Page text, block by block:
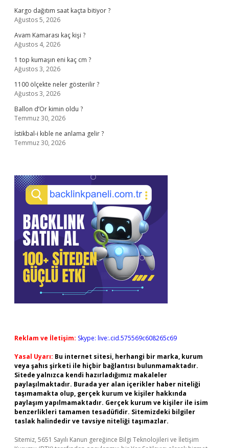
Kargo dağıtım saat kaçta bitiyor ?
Ağustos 5, 2026
Avam Kamarası kaç kişi ?
Ağustos 4, 2026
1 top kumaşın eni kaç cm ?
Ağustos 3, 2026
1100 ölçekte neler gösterilir ?
Ağustos 3, 2026
Ballon d’Or kimin oldu ?
Temmuz 30, 2026
İstikbal-i kıble ne anlama gelir ?
Temmuz 30, 2026
Reklam ve İletişim: Skype: live:.cid.575569c608265c69
Yasal Uyarı: Bu internet sitesi, herhangi bir marka, kurum
veya şahıs şirketi ile hiçbir bağlantısı bulunmamaktadır.
Sitede yalnızca kendi hazırladığımız makaleler
paylaşılmaktadır. Burada yer alan içerikler haber niteliği
taşımamakta olup, gerçek kurum ve kişiler hakkında
paylaşım yapılmamaktadır. Gerçek kurum ve kişiler ile isim
benzerlikleri tamamen tesadüfidir. Sitemizdeki bilgiler
taslak halindedir ve tavsiye niteliği taşımazlar.
Sitemiz, 5651 Sayılı Kanun gereğince Bilgi Teknolojileri ve İletişim